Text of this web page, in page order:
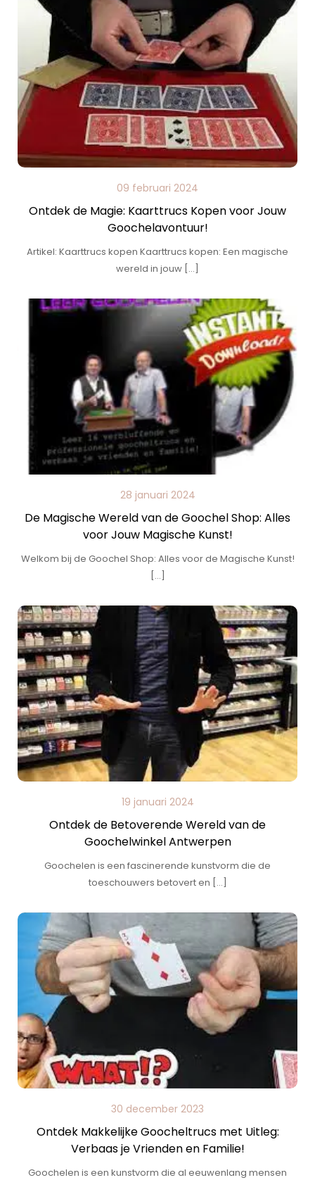
09 februari 2024
Ontdek de Magie: Kaarttrucs Kopen voor Jouw
Goochelavontuur!
Artikel: Kaarttrucs kopen Kaarttrucs kopen: Een magische
wereld in jouw […]
28 januari 2024
De Magische Wereld van de Goochel Shop: Alles
voor Jouw Magische Kunst!
Welkom bij de Goochel Shop: Alles voor de Magische Kunst!
[…]
19 januari 2024
Ontdek de Betoverende Wereld van de
Goochelwinkel Antwerpen
Goochelen is een fascinerende kunstvorm die de
toeschouwers betovert en […]
30 december 2023
Ontdek Makkelijke Goocheltrucs met Uitleg:
Verbaas je Vrienden en Familie!
Goochelen is een kunstvorm die al eeuwenlang mensen